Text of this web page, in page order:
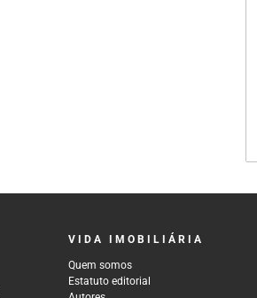
VIDA IMOBILIÁRIA
Quem somos
Estatuto editorial